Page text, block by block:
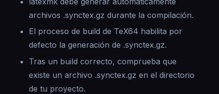
archivos .synctex.gz durante la compilación.
El proceso de build de TeX64 habilita por
defecto la generación de .synctex.gz.
Tras un build correcto, comprueba que
existe un archivo .synctex.gz en el directorio
de tu proyecto.